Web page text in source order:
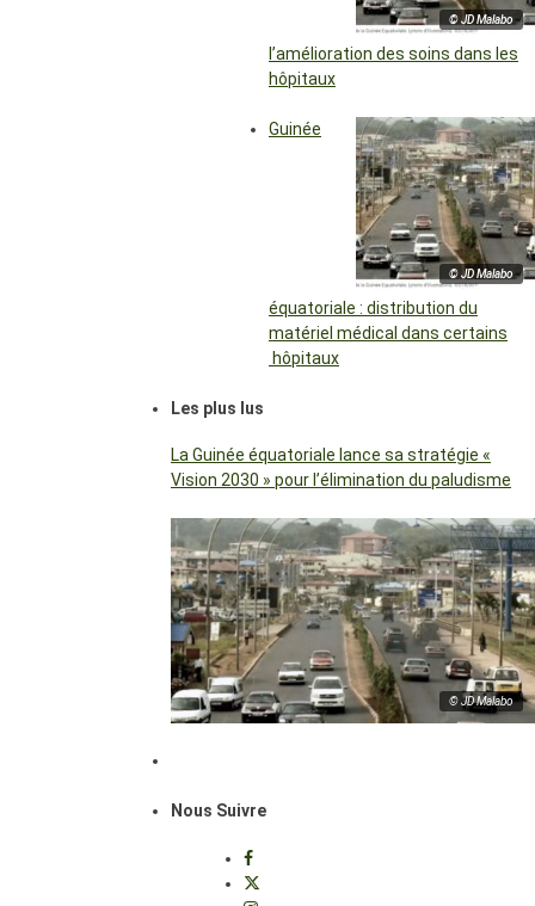
© JD Malabo
l’amélioration des soins dans les
hôpitaux
© JD Malabo
Guinée
équatoriale : distribution du
matériel médical dans certains
hôpitaux
Les plus lus
La Guinée équatoriale lance sa stratégie «
Vision 2030 » pour l’élimination du paludisme
© JD Malabo
Nous Suivre